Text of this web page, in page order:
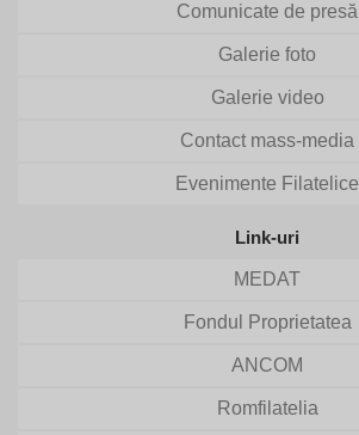
Comunicate de presă
Galerie foto
Galerie video
Contact mass-media
Evenimente Filatelice
Link-uri
MEDAT
Fondul Proprietatea
ANCOM
Romfilatelia